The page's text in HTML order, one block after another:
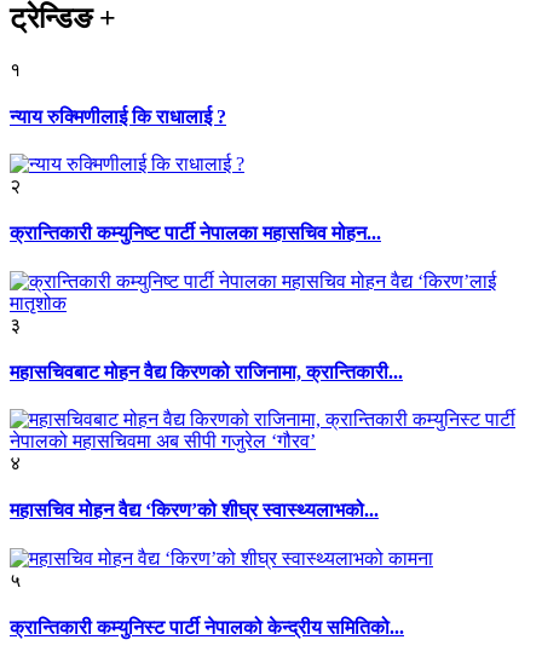
ट्रेन्डिङ+
१
न्याय रुक्मिणीलाई कि राधालाई ?
२
क्रान्तिकारी कम्युनिष्ट पार्टी नेपालका महासचिव मोहन...
३
महासचिवबाट मोहन वैद्य किरणको राजिनामा, क्रान्तिकारी...
४
महासचिव मोहन वैद्य ‘किरण’को शीघ्र स्वास्थ्यलाभको...
५
क्रान्तिकारी कम्युनिस्ट पार्टी नेपालको केन्द्रीय समितिको...